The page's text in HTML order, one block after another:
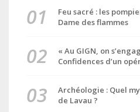
Feu sacré : les
Dame des flammes
« Au GIGN, on
Confidences d’un
Archéologie : Quel
de Lavau ?